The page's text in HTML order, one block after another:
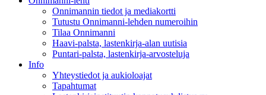
Onnimannin tiedot ja mediakortti
Tutustu Onnimanni-lehden numeroihin
Tilaa Onnimanni
Haavi-palsta, lastenkirja-alan uutisia
Puntari-palsta, lastenkirja-arvosteluja
Info
Yhteystiedot ja aukioloajat
Tapahtumat